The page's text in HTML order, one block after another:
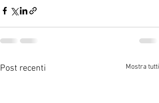
Post recenti Mostra tutti